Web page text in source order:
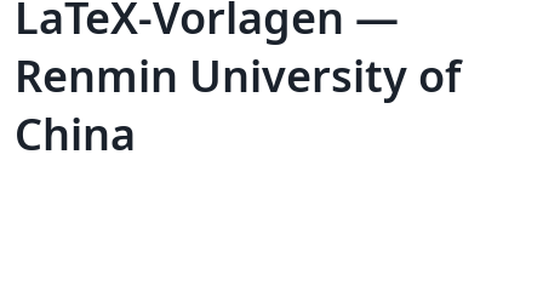
LaTeX-Vorlagen —
Renmin University of
China